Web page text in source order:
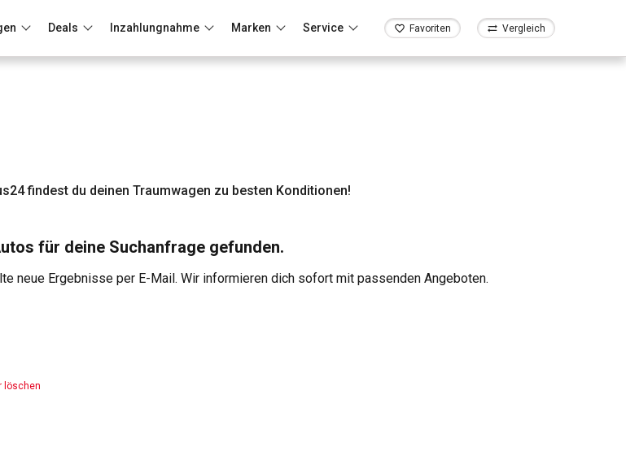
Deals Inzahlungnahme Marken Service Favoriten Vergleich
findest du deinen Traumwagen zu besten Konditionen!
für deine Suchanfrage gefunden.
neue Ergebnisse per E-Mail. Wir informieren dich sofort mit passenden Angeboten.
löschen